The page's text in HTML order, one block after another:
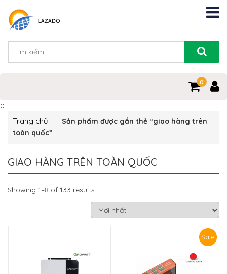
0
0
Trang chủ
Sản phẩm được gắn thẻ “giao hàng trên
toàn quốc”
GIAO HÀNG TRÊN TOÀN QUỐC
Showing 1–8 of 133 results
Sale